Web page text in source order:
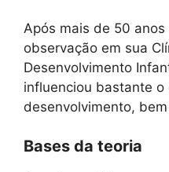
Após mais de 50
observação em sua
Desenvolvimento
influenciou bastante
desenvolvimento,
Bases da teoria